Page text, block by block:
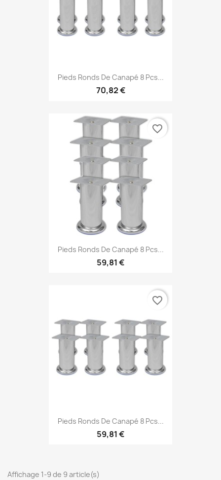
Pieds Ronds De Canapé 8 Pcs...
70,82 €
Pieds Ronds De Canapé 8 Pcs...
59,81 €
favorite_border
Pieds Ronds De Canapé 8 Pcs...
59,81 €
favorite_border
Affichage 1-9 de 9 article(s)